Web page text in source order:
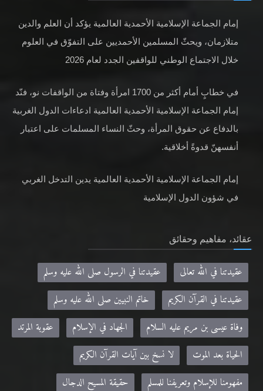
إمام الجماعة الإسلامية الأحمدية العالمية يؤكد أن العلم والدين
متلازمان، ويحثّ المسلمين الأحمديين على التفوّق في العلوم
خلال الاجتماع الوطني للواقفين الجدد لعام 2026
في خطابٍ أمام أكثر من 1700 امرأة وفتاة من الواقفات نو، فنّد
إمام الجماعة الإسلامية الأحمدية العالمية ادعاءات الدول الغربية
بالدفاع عن حقوق المرأة، وحثّ النساء المسلمات على اعتبار
أنفسهنّ قدوةً أخلاقية.
إمام الجماعة الإسلامية الأحمدية العالمية يدين التدخل الغربي
في شؤون الدول الإسلامية
عقائد، مفاهيم وحقائق
عقيدتنا في الله تعالى
عقيدتنا في الرسول صلى الله عليه وسلم
عقيدتنا في القرآن الكريم
خاتم النبيين صلى الله عليه وسلم
وفاة عيسى بن مريم عليه السلام
الجهاد في الإسلام
عقوبة المرتد
الحياة بعد الموت
لا نسخ بين آيات القرآن الكريم
مفهومنا للإسلام وتعريفنا للمسلم
حقيقة المسيح الدجال